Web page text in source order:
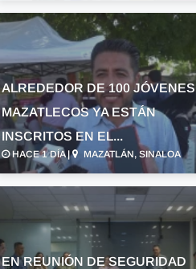
ALREDEDOR DE 100 JÓVENES
MAZATLECOS YA ESTÁN
INSCRITOS EN EL...
HACE 1 DÍA | MAZATLÁN, SINALOA
EN REUNIÓN DE SEGURIDAD